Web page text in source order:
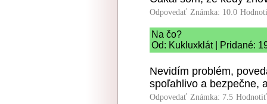
Odpovedať Známka: 10.0
Na čo?
Od: Kukluxklát | Pridané:
Nevidím problém,
spoľahlivo a bezpečne,
Odpovedať Známka: 7.5